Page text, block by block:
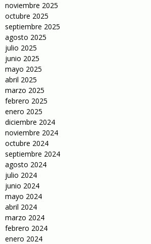
noviembre 2025
octubre 2025
septiembre 2025
agosto 2025
julio 2025
junio 2025
mayo 2025
abril 2025
marzo 2025
febrero 2025
enero 2025
diciembre 2024
noviembre 2024
octubre 2024
septiembre 2024
agosto 2024
julio 2024
junio 2024
mayo 2024
abril 2024
marzo 2024
febrero 2024
enero 2024